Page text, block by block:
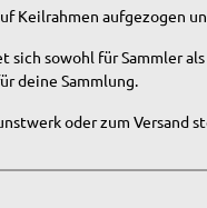
Keilrahmen aufgezogen
sich sowohl für Sammler
deine Sammlung.
oder zum Versand